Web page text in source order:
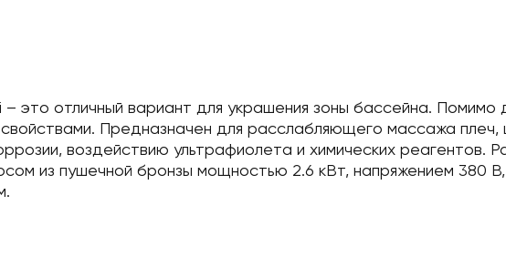
это отличный вариант для украшения зоны бассейна.
Предназначен для расслабляющего массажа плеч,
воздействию ультрафиолета и химических
из пушечной бронзы мощностью 2.6 кВт, напряжением 380